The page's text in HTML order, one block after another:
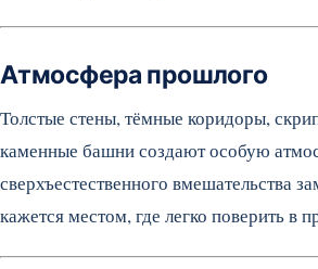
Атмосфера прошлого
Толстые стены, тёмные коридоры,
каменные башни создают особую
сверхъестественного вмешательства
кажется местом, где легко поверить в